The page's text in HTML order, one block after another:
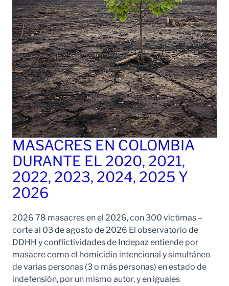
MASACRES EN COLOMBIA
DURANTE EL 2020, 2021,
2022, 2023, 2024, 2025 Y
2026
2026 78 masacres en el 2026, con 300 víctimas –
corte al 03 de agosto de 2026 El observatorio de
DDHH y conflictividades de Indepaz entiende por
masacre como el homicidio intencional y simultáneo
de varias personas (3 o más personas) en estado de
indefensión, por un mismo autor, y en iguales